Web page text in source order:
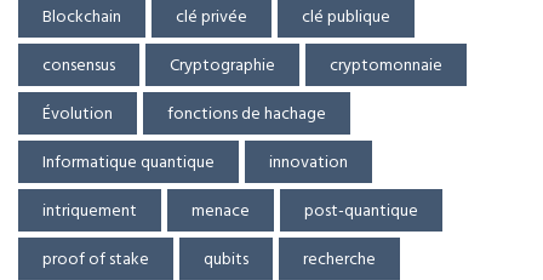
Blockchain
clé privée
clé publique
consensus
Cryptographie
cryptomonnaie
Évolution
fonctions de hachage
Informatique quantique
innovation
intriquement
menace
post-quantique
proof of stake
qubits
recherche